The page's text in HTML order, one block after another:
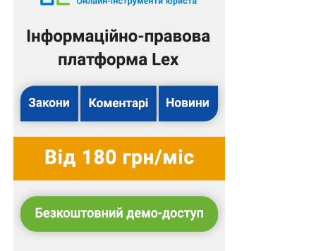
такого висновку, які не залишають розумного
якщо небезпідставні доводи сторони захисту не
можуть бути спростовані з наведенням переконливих
провадження, то це свідчить про існування розумного
сумніву в доведеності винуватості особи.
В цій справі з моменту придбання особою
наркотичного засобу шляхом знахідки до моменту
висновку про умисел засудженого на збут
наркотичного засобу необхідним є дослідження